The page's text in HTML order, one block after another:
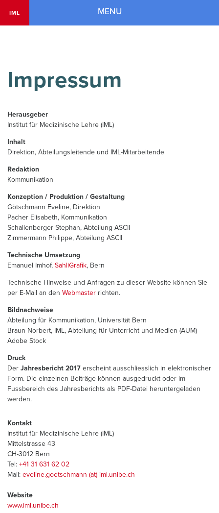
Navigation
IML MENU
Impressum
Herausgeber
Institut für Medizinische Lehre (IML)
Inhalt
Direktion, Abteilungsleitende und IML-Mitarbeitende
Redaktion
Kommunikation
Konzeption / Produktion / Gestaltung
Götschmann Eveline, Direktion
Pacher Elisabeth, Kommunikation
Schallenberger Stephan, Abteilung ASCII
Zimmermann Philippe, Abteilung ASCII
Technische Umsetzung
Emanuel Imhof, SahliGrafik, Bern
Technische Hinweise und Anfragen zu dieser Website können Sie
per E-Mail an den Webmaster richten.
Bildnachweise
Abteilung für Kommunikation, Universität Bern
Braun Norbert, IML, Abteilung für Unterricht und Medien (AUM)
Adobe Stock
Druck
Der Jahresbericht 2017 erscheint ausschliesslich in elektronischer
Form. Die einzelnen Beiträge können ausgedruckt oder im
Fussbereich des Jahresberichts als PDF-Datei heruntergeladen
werden.
Kontakt
Institut für Medizinische Lehre (IML)
Mittelstrasse 43
CH-3012 Bern
Tel: +41 31 631 62 02
Mail: eveline.goetschmann (at) iml.unibe.ch
Website
www.iml.unibe.ch